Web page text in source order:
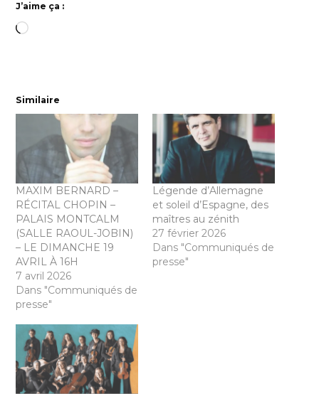
J’aime ça :
Chargement…
Similaire
MAXIM BERNARD –
RÉCITAL CHOPIN –
PALAIS MONTCALM
(SALLE RAOUL-JOBIN)
– LE DIMANCHE 19
AVRIL À 16H
7 avril 2026
Dans "Communiqués de
presse"
Légende d’Allemagne
et soleil d’Espagne, des
maîtres au zénith
27 février 2026
Dans "Communiqués de
presse"